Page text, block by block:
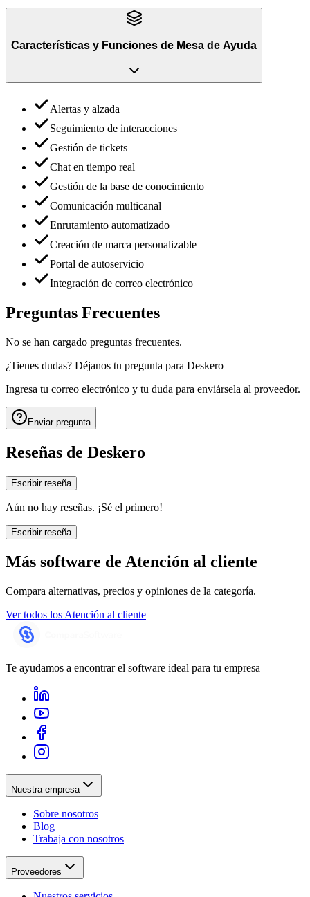
Características y Funciones de Mesa de Ayuda
Alertas y alzada
Seguimiento de interacciones
Gestión de tickets
Chat en tiempo real
Gestión de la base de conocimiento
Comunicación multicanal
Enrutamiento automatizado
Creación de marca personalizable
Portal de autoservicio
Integración de correo electrónico
Preguntas Frecuentes
No se han cargado preguntas frecuentes.
¿Tienes dudas? Déjanos tu pregunta para Deskero
Ingresa tu correo electrónico y tu duda para enviársela al proveedor.
Enviar pregunta
Reseñas de Deskero
Escribir reseña
Aún no hay reseñas. ¡Sé el primero!
Escribir reseña
Más software de Atención al cliente
Compara alternativas, precios y opiniones de la categoría.
Ver todos los Atención al cliente
Te ayudamos a encontrar el software ideal para tu empresa
Nuestra empresa
Sobre nosotros
Blog
Trabaja con nosotros
Proveedores